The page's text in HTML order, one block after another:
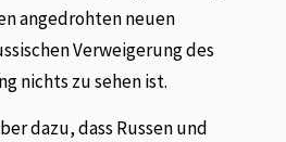
angedrohten neuen
Verweigerung des
nichts zu sehen ist.
dazu, dass Russen und